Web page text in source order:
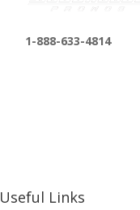
1-888-633-4814
Useful Links